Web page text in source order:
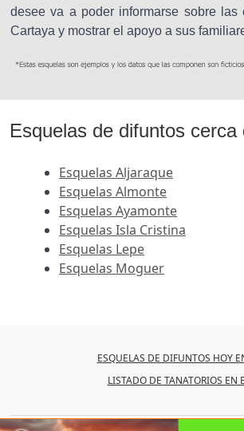
desee va a poder informarse sobre las
Cartaya y mostrar el apoyo a sus
Esquelas de difuntos cerca
Esquelas Aljaraque
Esquelas Almonte
Esquelas Ayamonte
Esquelas Isla Cristina
Esquelas Lepe
Esquelas Moguer
ESQUELAS DE DIFUNTOS HOY
LISTADO DE TANATORIOS EN